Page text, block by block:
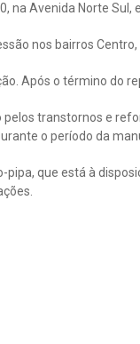
na Avenida Norte Sul,
nos bairros
Após o término do
transtornos e
o período da
que está à